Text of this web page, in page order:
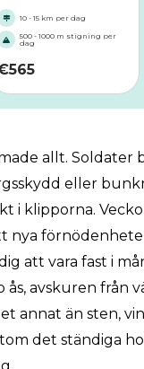
10 - 15 km per dag
500 - 1000 m stigning per
dag
565
allt. Soldater
eller
i klipporna.
nya
att vara fast i
ås, avskuren från
annat än sten,
det ständiga